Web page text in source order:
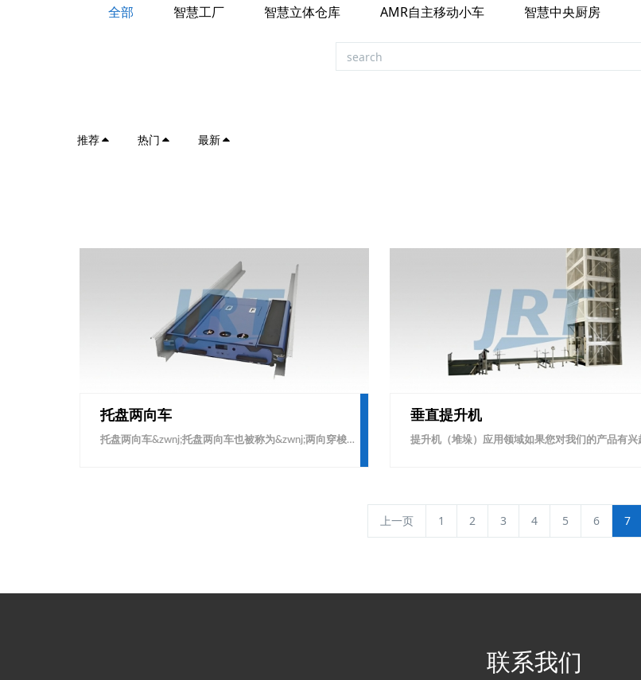
全部 智慧工厂 智慧立体仓库 AMR自主移动小车 智慧中央厨房
推荐 热门 最新
​托盘两向车
托盘两向车&zwnj;托盘两向车也被称为&zwnj;两向穿梭车&zwnj;，是用于托盘自动化货架密集存储系统的核心自动化设备穿梭车母车应用领域如果您对我们的产品有兴趣，想了解更多产品的参数及视频苏州佳日合可为您提供实际案例参考，免费进行可行性规划设计免费获取规划方案
垂直提升机
上一页 1 2 3 4 5 6 7
联系我们